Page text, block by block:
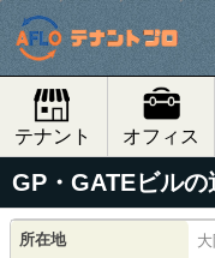
テナント オフィス
GP・GATEビル
所在地